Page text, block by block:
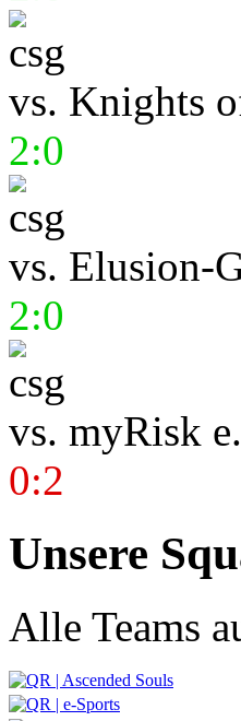
vs. Knights
2:0
vs. Elusion-
2:0
vs. myRisk
0:2
Unsere
Alle Teams